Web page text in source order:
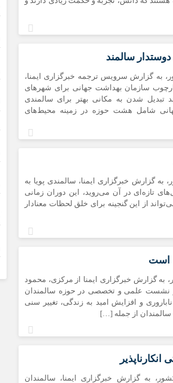
سالمند
به گزارش سرویس ترجمه خبرگزاری ایمنا،
سازمان بهداشت جهانی برای شهرهای
تبدیل شدن به مکانی بهتر برای سالمندی
شامل هشت حوزه در زمینه محیط‌های
گزارش خبرگزاری ایمنا، سالمندی پویا به
تازه‌ای در آن می‌روید، این دوران زمانی
از این گنجینه برای خلق لحظات معنادار
است
به گزارش خبرگزاری ایمنا از مرکزی، محمود
نشست علمی و تخصصی در حوزه سالمندان
و افزایش امید به زندگی، تغییر سنی
از جمله […]
به گزارش خبرگزاری ایمنا، سالمندان